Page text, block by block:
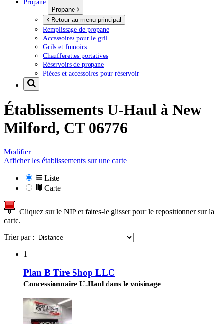
Propane
Propane
Retour au menu principal
Remplissage de propane
Accessoires pour le gril
Grils et fumoirs
Chaufferettes portatives
Réservoirs de propane
Pièces et accessoires pour réservoir
Établissements U-Haul à New
Milford, CT 06776
Modifier
Afficher les établissements sur une carte
Liste
Carte
Cliquez sur le NIP et faites-le glisser pour le repositionner sur la
carte.
Trier par :
1
Plan B Tire Shop LLC
Concessionnaire U-Haul dans le voisinage